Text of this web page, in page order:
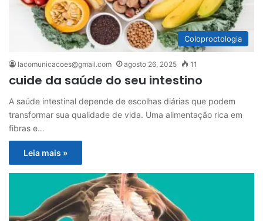
Coloproctologia
lacomunicacoes@gmail.com agosto 26, 2025 11
cuide da saúde do seu intestino
A saúde intestinal depende de escolhas diárias que podem
transformar sua qualidade de vida. Uma alimentação rica em
fibras e…
Leia mais »